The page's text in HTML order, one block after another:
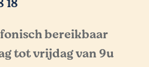
bereikbaar
tot vrijdag van 9u